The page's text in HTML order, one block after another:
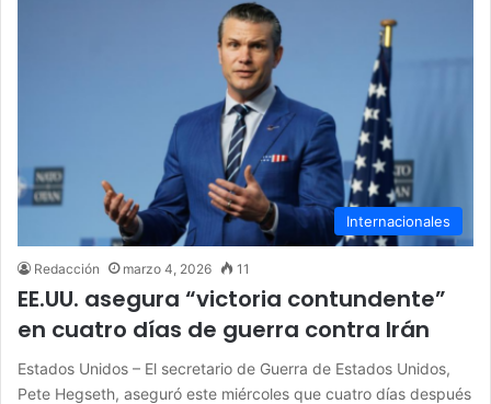
Internacionales
Redacción marzo 4, 2026 11
EE.UU. asegura “victoria contundente”
en cuatro días de guerra contra Irán
Estados Unidos – El secretario de Guerra de Estados Unidos,
Pete Hegseth, aseguró este miércoles que cuatro días después